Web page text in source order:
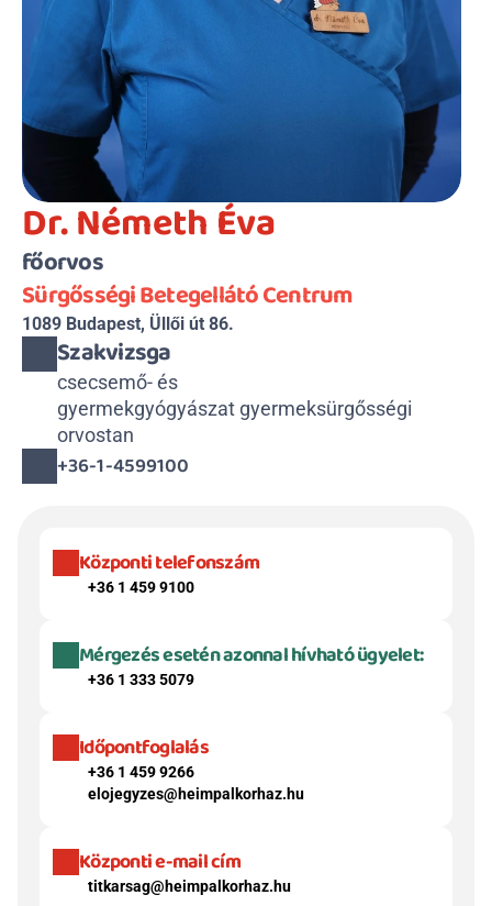
Dr. Németh Éva
főorvos
Sürgősségi Betegellátó Centrum
1089 Budapest, Üllői út 86.
Szakvizsga
csecsemő- és
gyermekgyógyászat gyermeksürgősségi
orvostan
+36-1-4599100
Központi telefonszám
+36 1 459 9100
Mérgezés esetén azonnal hívható ügyelet:
+36 1 333 5079
Időpontfoglalás
+36 1 459 9266
elojegyzes@heimpalkorhaz.hu
Központi e-mail cím
titkarsag@heimpalkorhaz.hu